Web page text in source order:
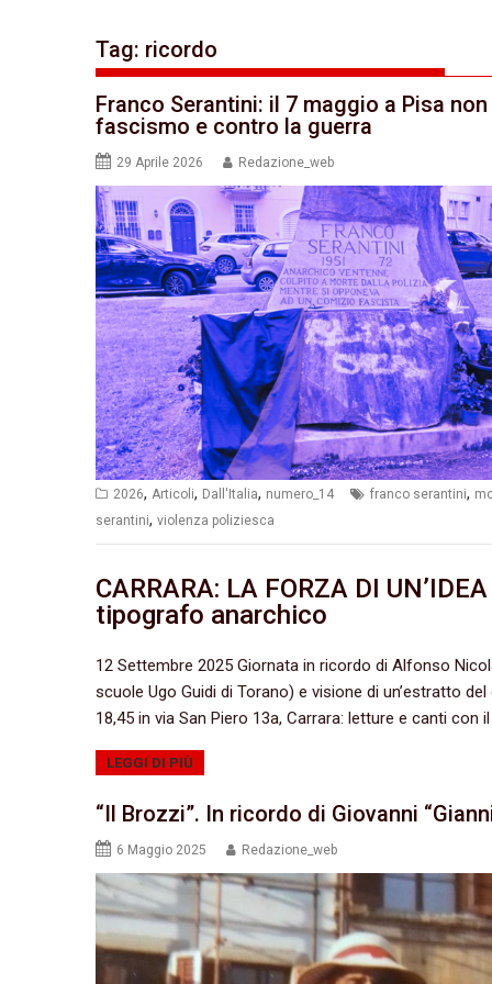
Tag: ricordo
Franco Serantini: il 7 maggio a Pisa
fascismo e contro la guerra
29 Aprile 2026 Redazione_web
2026, Articoli, Dall'Italia, numero_14 franco serantini,
serantini, violenza poliziesca
CARRARA: LA FORZA DI
tipografo anarchico
12 Settembre 2025 Giornata in ricordo di Alfonso
scuole Ugo Guidi di Torano) e visione di un’estratto
18,45 in via San Piero 13a, Carrara: letture e canti
LEGGI DI PIÙ
“Il Brozzi”. In ricordo di Giovanni
6 Maggio 2025 Redazione_web